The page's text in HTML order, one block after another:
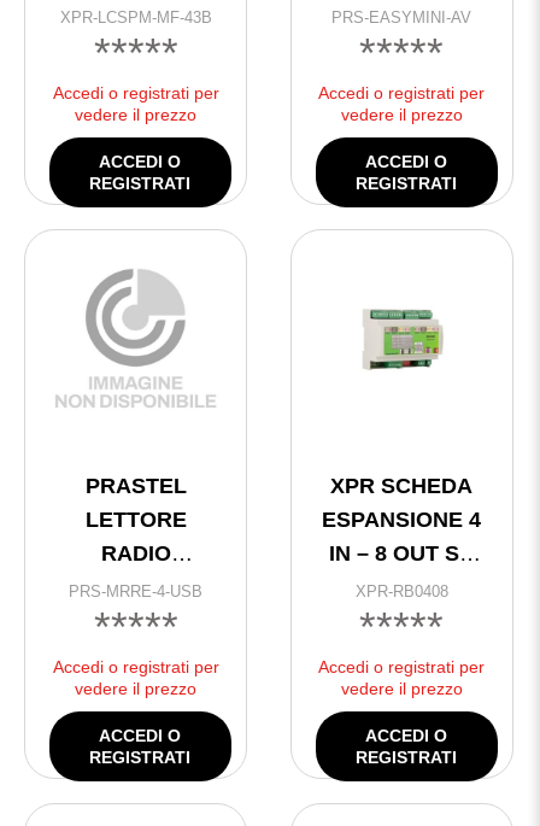
MIFARE
13,56MHz
CONTENITORE
PVC*
XPR-LCSPM-MF-43B
*****
Accedi o registrati per
vedere il prezzo
ACCEDI O
REGISTRATI
STAND ALONE
990 UTENTI +
WIEGAND
PRS-EASYMINI-AV
*****
Accedi o registrati per
vedere il prezzo
ACCEDI O
REGISTRATI
PRASTEL
LETTORE
RADIO
MULTIP.433.92
Mh 4CAN.USB
PRS-MRRE-4-USB
*****
Accedi o registrati per
vedere il prezzo
ACCEDI O
REGISTRATI
XPR SCHEDA
ESPANSIONE 4
IN – 8 OUT SU
BUS RS485 @
XPR-RB0408
*****
Accedi o registrati per
vedere il prezzo
ACCEDI O
REGISTRATI